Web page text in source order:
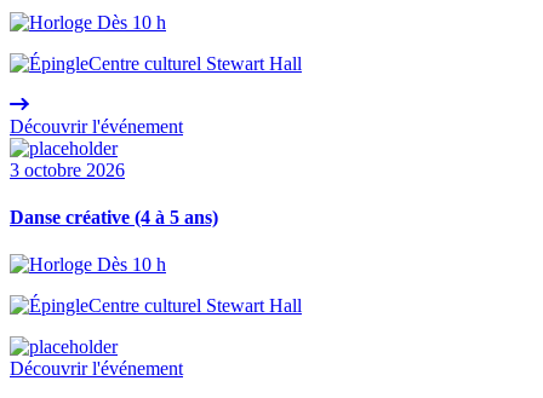
Dès 10 h
Centre culturel Stewart Hall
Découvrir l'événement
3 octobre 2026
Danse créative (4 à 5 ans)
Dès 10 h
Centre culturel Stewart Hall
Découvrir l'événement